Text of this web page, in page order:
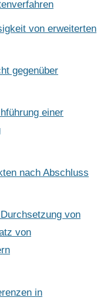
von erweiterten
gegenüber
einer
nach Abschluss
von
von
in